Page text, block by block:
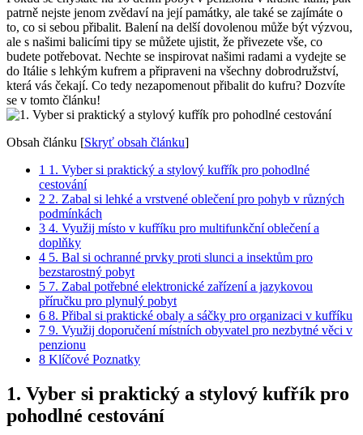
patrně nejste jenom zvědaví na její památky, ale také se zajímáte o
to, co si sebou přibalit. Balení na delší dovolenou může být výzvou,
ale s našimi balicími tipy se můžete ujistit, že přivezete vše, co
budete potřebovat. Nechte se inspirovat našimi radami a vydejte se
do Itálie s lehkým kufrem a připraveni na všechny dobrodružství,
která vás čekají. Co tedy nezapomenout přibalit do kufru? Dozvíte
se v tomto článku!
Obsah článku [Skryť obsah článku]
1 1. Vyber si praktický a stylový kufřík pro pohodlné
cestování
2 2. Zabal si lehké a vrstvené oblečení pro pohyb v různých
podmínkách
3 4. Využij místo v kufříku pro multifunkční oblečení a
doplňky
4 5. Bal si ochranné prvky proti slunci a insektům pro
bezstarostný pobyt
5 7. Zabal potřebné elektronické zařízení a jazykovou
příručku pro plynulý pobyt
6 8. Přibal si praktické obaly a sáčky pro organizaci v kufříku
7 9. Využij doporučení místních obyvatel pro nezbytné věci v
penzionu
8 Klíčové Poznatky
1. Vyber si praktický a stylový kufřík pro
pohodlné cestování